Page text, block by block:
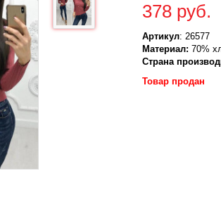
378 руб.
Артикул: 26577
Материал: 70%
Страна
Товар продан